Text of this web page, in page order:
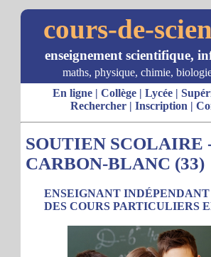
cours-de-
enseignement scientifique,
maths, physique, chimie,
En ligne| Collège| Lycée|
Rechercher| Inscription |
SOUTIEN SCOLAIRE
CARBON-BLANC (33)
ENSEIGNANT INDÉPENDANT
DES COURS PARTICULIERS